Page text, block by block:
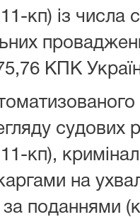
кп) із числа
КПК
судових
11-кп),
на
поданнями